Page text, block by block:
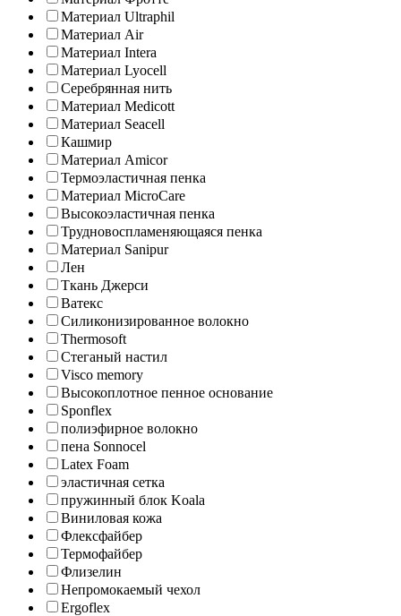
Материал Ultraphil
Материал Air
Материал Intera
Материал Lyocell
Серебрянная нить
Материал Medicott
Материал Seacell
Кашмир
Материал Amicor
Термоэластичная пенка
Материал MicroCare
Высокоэластичная пенка
Трудновоспламеняющаяся пенка
Материал Sanipur
Лен
Ткань Джерси
Ватекс
Силиконизированное волокно
Thermosoft
Стеганый настил
Visco memory
Высокоплотное пенное основание
Sponflex
полиэфирное волокно
пена Sonnocel
Latex Foam
эластичная сетка
пружинный блок Koala
Виниловая кожа
Флексфайбер
Термофайбер
Флизелин
Непромокаемый чехол
Ergoflex